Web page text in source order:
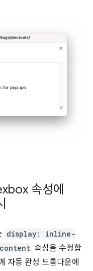
속성에
display: inline-
속성을 수정합
자동 완성 드롭다운에